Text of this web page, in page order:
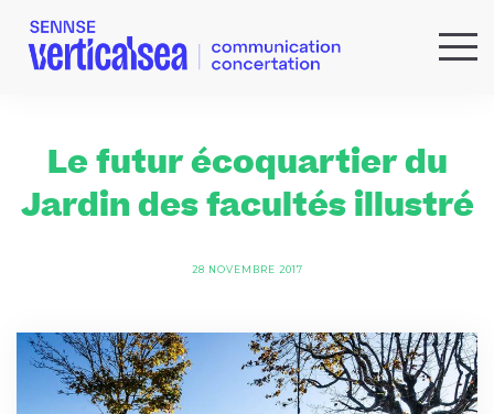
ACTUS & IDÉES
Le futur écoquartier du
Jardin des facultés illustré
28 NOVEMBRE 2017